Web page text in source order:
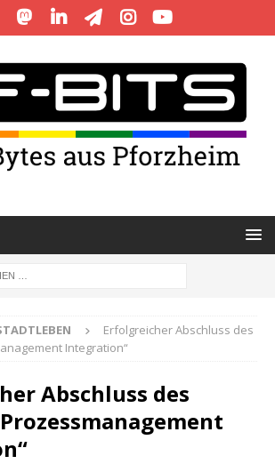
Erfolgreicher Abschluss des
Integration“
Abschluss des